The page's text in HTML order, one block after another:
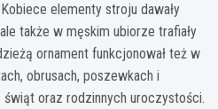
elementy stroju dawały
także w męskim ubiorze trafiały
ornament funkcjonował też w
obrusach, poszewkach i
świąt oraz rodzinnych uroczystości.